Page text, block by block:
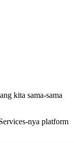
kita sama-sama
nya platform